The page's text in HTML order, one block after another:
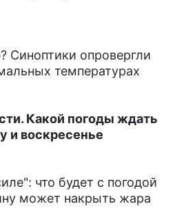
Синоптики опровергли
температурах
Какой погоды ждать
и воскресенье
что будет с погодой
может накрыть жара